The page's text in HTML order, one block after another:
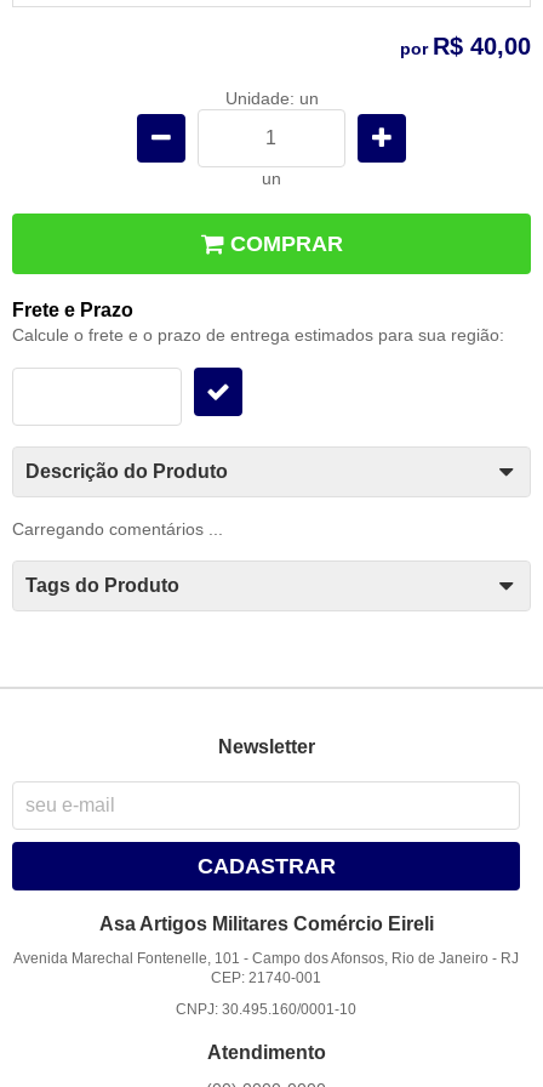
por R$ 40,00
Unidade: un
un
COMPRAR
Frete e Prazo
Calcule o frete e o prazo de entrega estimados para sua região:
Descrição do Produto
Carregando comentários ...
Tags do Produto
Newsletter
CADASTRAR
Asa Artigos Militares Comércio Eireli
Avenida Marechal Fontenelle, 101 -Campo dos Afonsos, Rio de Janeiro - RJ
CEP: 21740-001
CNPJ: 30.495.160/0001-10
Atendimento